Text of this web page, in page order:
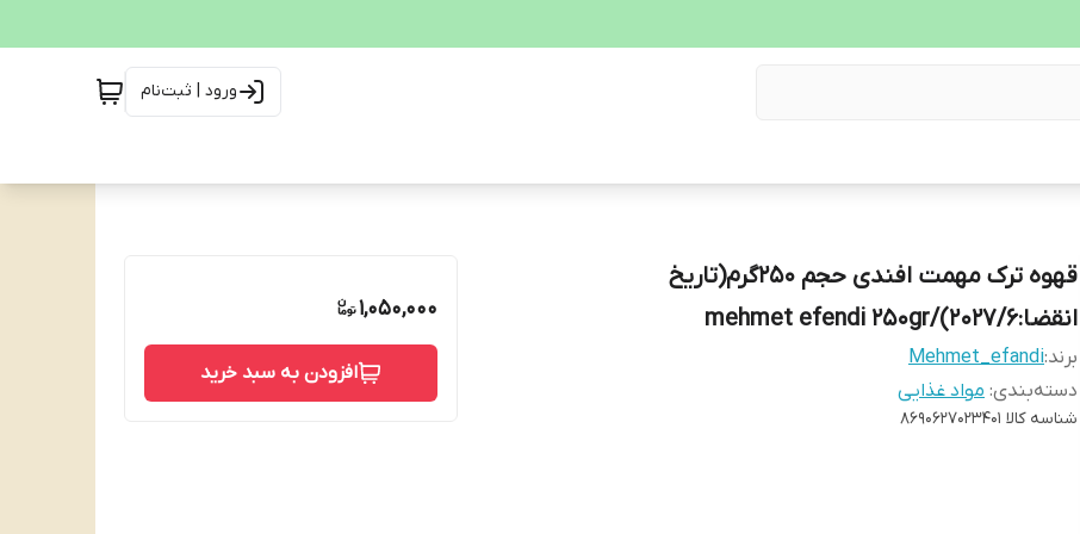
ورود | ثبت‌نام
قهوه ترک مهمت افندی حجم ۲۵۰گرم(تاریخ
انقضا:202۷/6)/mehmet efendi 250gr
برند:Mehmet_efandi
دسته‌بندی: مواد غذایی
شناسه کالا 8690627023401
1,050,000
افزودن به سبد خرید